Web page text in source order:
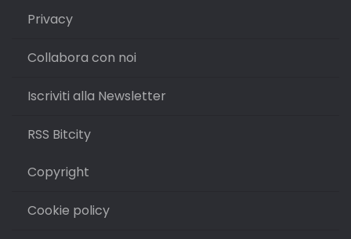
Privacy
Collabora con noi
Iscriviti alla Newsletter
RSS Bitcity
Copyright
Cookie policy